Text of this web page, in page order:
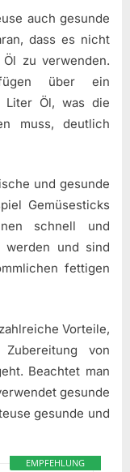
auch gesunde
dass es nicht
zu verwenden.
über ein
Liter Öl, was die
muss, deutlich
und gesunde
Gemüsesticks
schnell und
und sind
fettigen
Vorteile,
von
Beachtet man
gesunde
gesunde und
EMPFEHLUNG